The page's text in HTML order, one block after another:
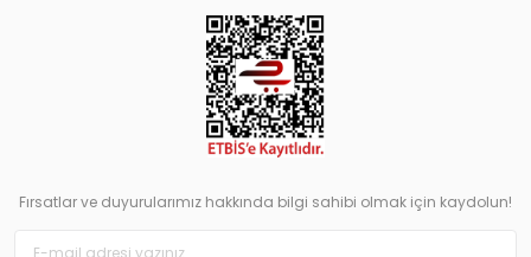
Fırsatlar ve duyurularımız hakkında bilgi sahibi olmak için kaydolun!